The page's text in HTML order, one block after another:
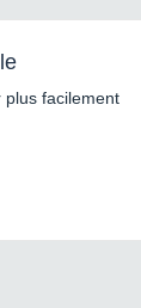
plus facilement